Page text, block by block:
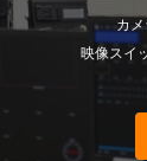
カ
映像スイ